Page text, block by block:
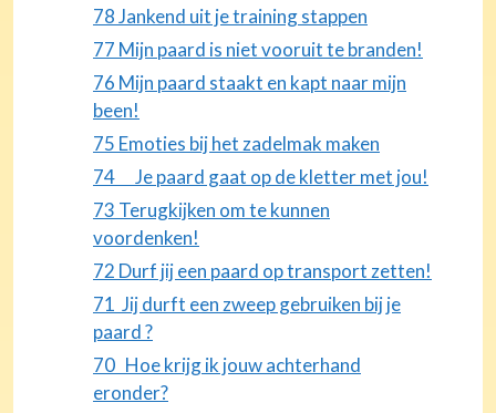
78 Jankend uit je training stappen
77 Mijn paard is niet vooruit te branden!
76 Mijn paard staakt en kapt naar mijn
been!
75 Emoties bij het zadelmak maken
74 Je paard gaat op de kletter met jou!
73 Terugkijken om te kunnen
voordenken!
72 Durf jij een paard op transport zetten!
71 Jij durft een zweep gebruiken bij je
paard ?
70 Hoe krijg ik jouw achterhand
eronder?